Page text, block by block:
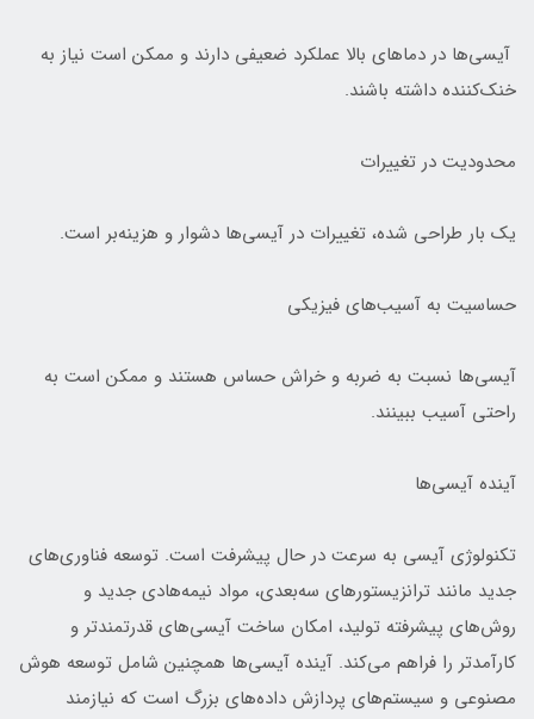
آیسی‌ها در دماهای بالا عملکرد ضعیفی دارند و ممکن است نیاز به
خنک‌کننده داشته باشند.
محدودیت در تغییرات
یک بار طراحی شده، تغییرات در آیسی‌ها دشوار و هزینه‌بر است.
حساسیت به آسیب‌های فیزیکی
آیسی‌ها نسبت به ضربه و خراش حساس هستند و ممکن است به
راحتی آسیب ببینند.
آینده آیسی‌ها
تکنولوژی آیسی‌ به سرعت در حال پیشرفت است. توسعه فناوری‌های
جدید مانند ترانزیستورهای سه‌بعدی، مواد نیمه‌هادی جدید و
روش‌های پیشرفته تولید، امکان ساخت آیسی‌های قدرتمندتر و
کارآمدتر را فراهم می‌کند. آینده آیسی‌ها همچنین شامل توسعه هوش
مصنوعی و سیستم‌های پردازش داده‌های بزرگ است که نیازمند